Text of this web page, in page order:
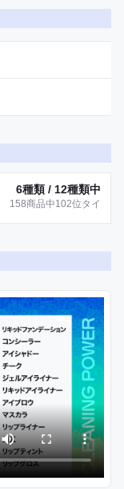
6種類 / 12種類中
158商品中102位タイ